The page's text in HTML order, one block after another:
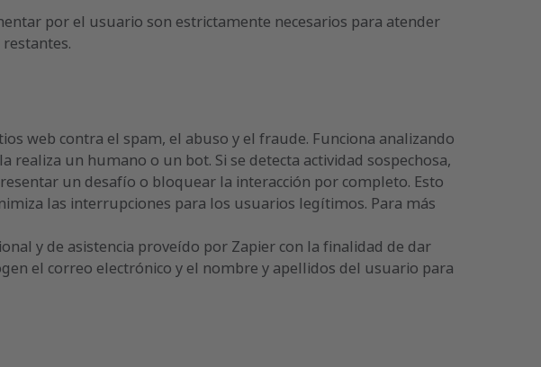
por el usuario son estrictamente necesarios para atender
web contra el spam, el abuso y el fraude. Funciona analizando
un humano o un bot. Si se detecta actividad sospechosa,
un desafío o bloquear la interacción por completo. Esto
las interrupciones para los usuarios legítimos. Para más
y de asistencia proveído por Zapier con la finalidad de dar
el correo electrónico y el nombre y apellidos del usuario para